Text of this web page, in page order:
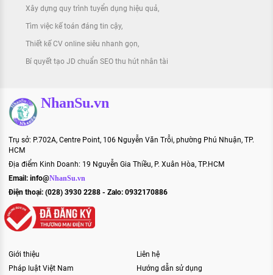
Xây dựng quy trình tuyển dụng hiệu quả
Tìm việc kế toán đáng tin cậy
Thiết kế CV online siêu nhanh gọn
Bí quyết tạo JD chuẩn SEO thu hút nhân tài
NhanSu.vn
Trụ sở: P.702A, Centre Point, 106 Nguyễn Văn Trỗi, phường Phú Nhuận, TP.
HCM
Địa điểm Kinh Doanh: 19 Nguyễn Gia Thiều, P. Xuân Hòa, TP.HCM
Email: info@NhanSu.vn
Điện thoại: (028) 3930 2288 - Zalo: 0932170886
Giới thiệu
Pháp luật Việt Nam
Liên hệ
Hướng dẫn sử dụng